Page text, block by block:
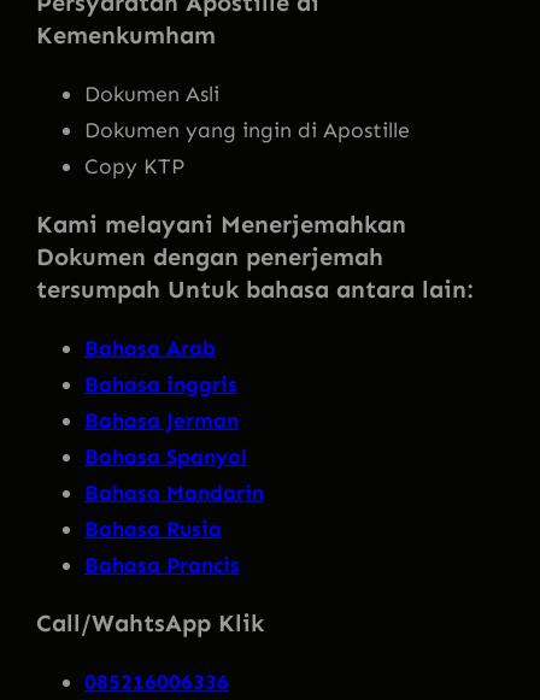
Kemenkumham
Dokumen Asli
Dokumen yang ingin di Apostille
Copy KTP
Kami melayani Menerjemahkan
Dokumen dengan penerjemah
tersumpah Untuk bahasa antara lain:
Bahasa Arab
Bahasa inggris
Bahasa Jerman
Bahasa Spanyol
Bahasa Mandarin
Bahasa Rusia
Bahasa Prancis
Call/WahtsApp Klik
085216006336